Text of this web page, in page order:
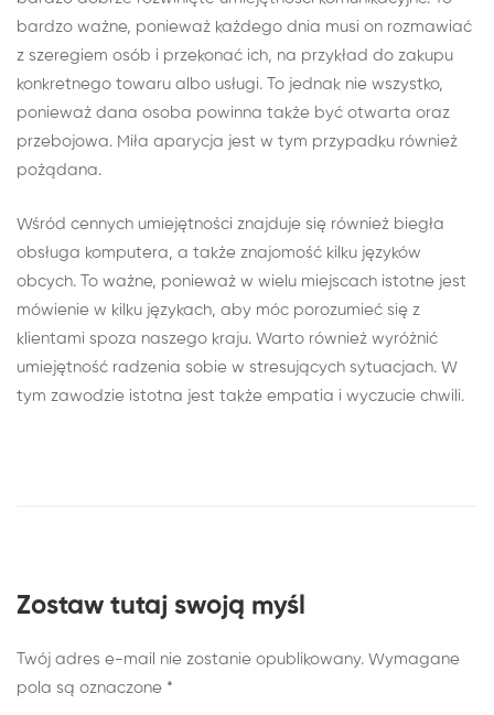
bardzo ważne, ponieważ każdego dnia musi on rozmawiać
z szeregiem osób i przekonać ich, na przykład do zakupu
konkretnego towaru albo usługi. To jednak nie wszystko,
ponieważ dana osoba powinna także być otwarta oraz
przebojowa. Miła aparycja jest w tym przypadku również
pożądana.
Wśród cennych umiejętności znajduje się również biegła
obsługa komputera, a także znajomość kilku języków
obcych. To ważne, ponieważ w wielu miejscach istotne jest
mówienie w kilku językach, aby móc porozumieć się z
klientami spoza naszego kraju. Warto również wyróżnić
umiejętność radzenia sobie w stresujących sytuacjach. W
tym zawodzie istotna jest także empatia i wyczucie chwili.
Zostaw tutaj swoją myśl
Twój adres e-mail nie zostanie opublikowany. Wymagane
pola są oznaczone *